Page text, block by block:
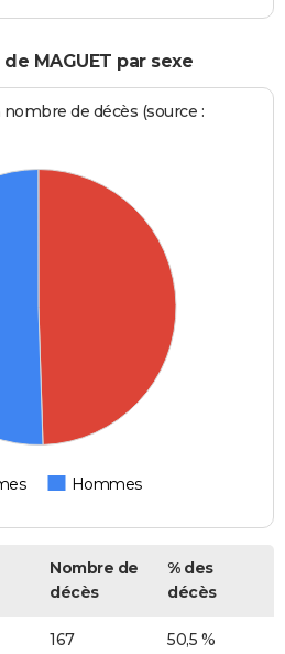
MAGUET par sexe
de décès (source :
Hommes
Nombre de
décès
% des
décès
167 50,5 %